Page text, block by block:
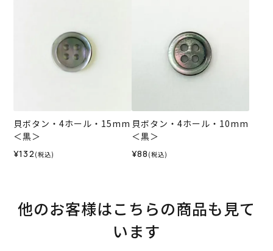
貝ボタン・4ホール・15mm
＜黒＞
¥132 (税込)
貝ボタン・4ホール・10mm
＜黒＞
¥88 (税込)
他のお客様はこちらの商品も見て
います